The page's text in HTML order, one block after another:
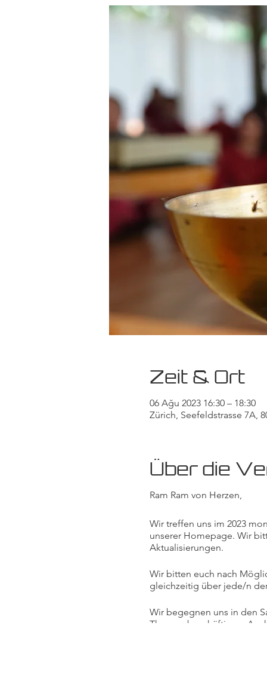
Zeit & Ort
06 Ağu 2023 16:30 – 18:30
Zürich, Seefeldstrasse 7A,
Über die
Ram Ram von Herzen,
Wir treffen uns im 2023
unserer Homepage. Wir
Aktualisierungen.
Wir bitten euch nach
gleichzeitig über jede/n
Wir begegnen uns in den
Themen beschäftigen.